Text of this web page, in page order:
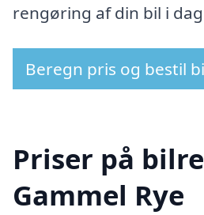
rengøring af din bil i
Beregn pris og bestil
Priser på
Gammel Rye